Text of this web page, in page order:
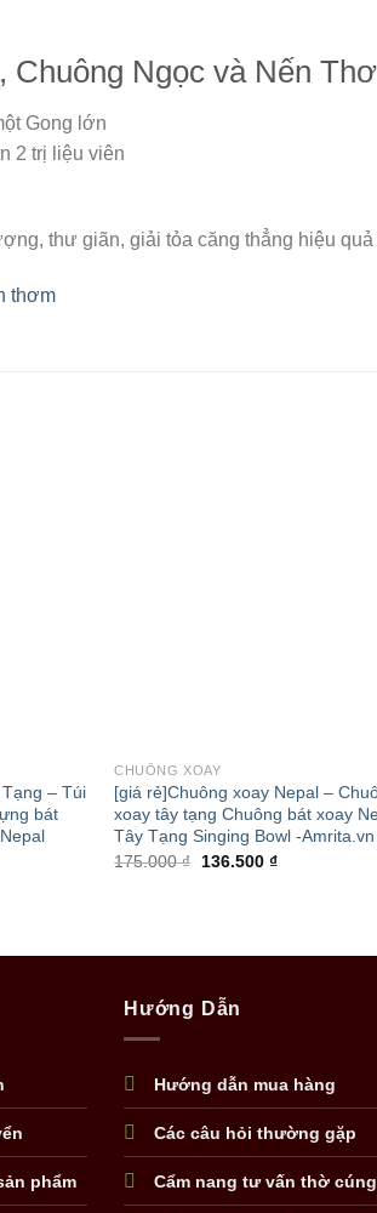
Chuông Ngọc và Nến
Gong lớn
2 trị liệu viên
thư giãn, giải tỏa căng thẳng hiệu quả
thơm
– Túi
bát
CHUÔNG XOAY
[giá rẻ]Chuông xoay Nepal –
xoay tây tạng Chuông bát xoay
Tây Tạng Singing Bowl -Amrita.vn
175.000₫ 136.500 ₫
phẩm
Hướng Dẫn
Hướng dẫn mua hàng
Các câu hỏi thường gặp
Cẩm nang tư vấn thờ cúng